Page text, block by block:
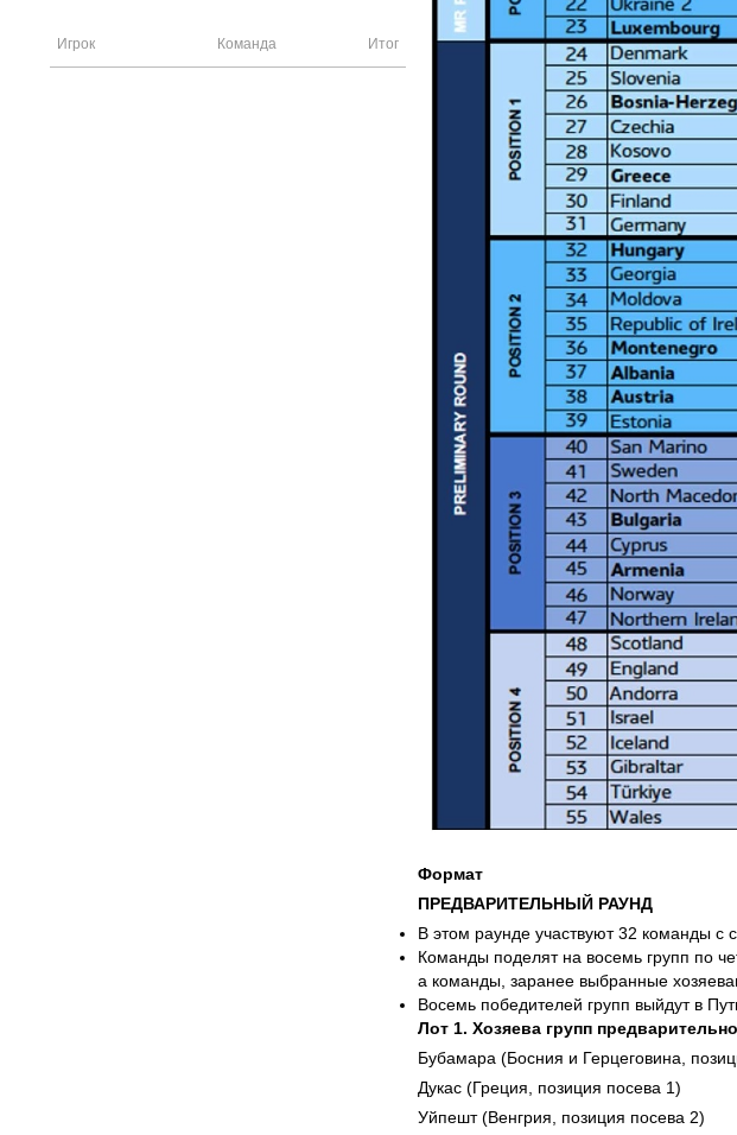
Игрок Команда Итог
Формат
ПРЕДВАРИТЕЛЬНЫЙ РАУНД
В этом раунде участвуют 32 команды с
Команды поделят на восемь групп по
а команды, заранее выбранные
Восемь победителей групп выйдут в
Лот 1. Хозяева групп
Бубамара (Босния и Герцеговина,
Дукас (Греция, позиция посева 1)
Уйпешт (Венгрия, позиция посева 2)